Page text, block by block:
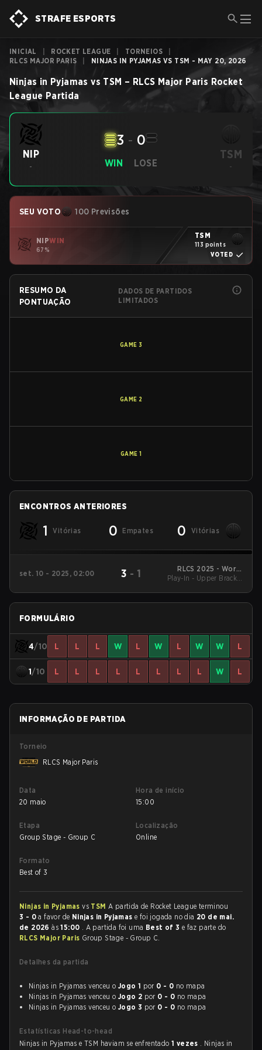
STRAFE ESPORTS
INICIAL ROCKET LEAGUE TORNEIOS
RLCS MAJOR PARIS
NINJAS IN PYJAMAS VS TSM - MAY 20, 2026
Ninjas in Pyjamas vs TSM – RLCS Major Paris Rocket
League Partida
NIP
- WIN
3 - 0
LOSE
TSM
-
SEU VOTO 100 Previsões
NIPWIN
67%
TSM
113 points
VOTED
RESUMO DA
PONTUAÇÃO
DADOS DE PARTIDOS
LIMITADOS
GAME 3
GAME 2
GAME 1
ENCONTROS ANTERIORES
1 Vitórias 0 Empates 0 Vitórias
set. 10 - 2025, 02:00 3 - 1
RLCS 2025 - World
Championship
Play-In - Upper Bracket
FORMULÁRIO
4/10 L L L W L W L W W L
1/10 L L L L L L L L W L
INFORMAÇÃO DE PARTIDA
Torneio
RLCS Major Paris
Data
20 maio
Hora de início
15:00
Etapa
Group Stage - Group C
Localização
Online
Formato
Best of 3
Ninjas in Pyjamasvs TSMA partida de Rocket League terminou
3 - 0 a favor de Ninjas in Pyjamase foi jogada no dia 20 de mai.
de 2026às15:00 . A partida foi uma Best of 3 e faz parte do
RLCS Major Paris Group Stage - Group C.
Detalhes da partida
Ninjas in Pyjamas venceu o Jogo 1 por 0 - 0 no mapa
Ninjas in Pyjamas venceu o Jogo 2 por 0 - 0 no mapa
Ninjas in Pyjamas venceu o Jogo 3 por 0 - 0 no mapa
Estatísticas Head-to-head
Ninjas in Pyjamas e TSM haviam se enfrentado 1 vezes . Ninjas in